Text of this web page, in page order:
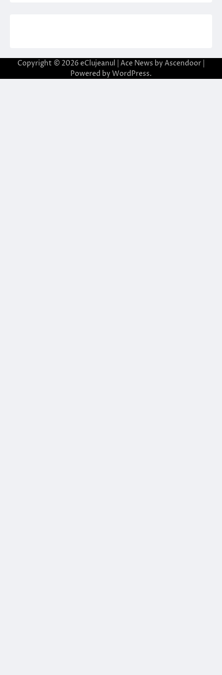
Copyright © 2026 eClujeanul | Ace News by Ascendoor
Powered by WordPress.